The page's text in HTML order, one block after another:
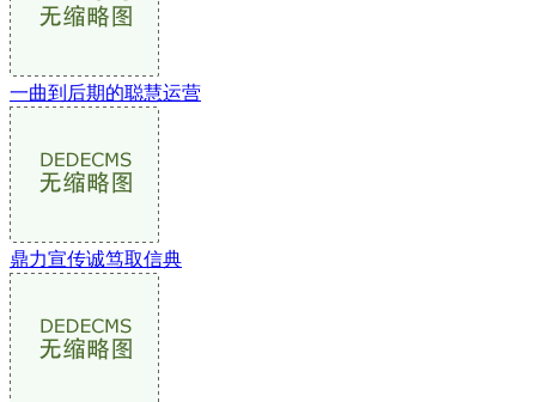
一曲到后期的聪慧运营
鼎力宣传诚笃取信典